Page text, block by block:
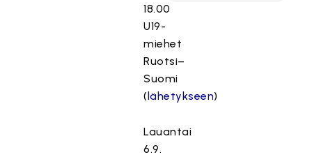
18.00
U19-
miehet
Ruotsi–
Suomi
(lähetykseen)
Lauantai
6.9.